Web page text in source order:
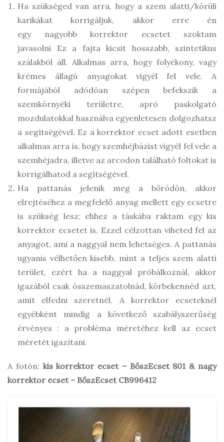
Ha szükséged van arra, hogy a szem alatti/körüli
karikákat korrigáljuk, akkor erre én
egy nagyobb korrektor ecsetet szoktam
javasolni Ez a fajta kicsit hosszabb, szintetikus
szálakból áll. Alkalmas arra, hogy folyékony, vagy
krémes állagú anyagokat vigyél fel vele. A
formájából adódóan szépen befekszik a
szemkörnyéki területre, apró paskolgató
mozdulatokkal használva egyenletesen dolgozhatsz
a segítségével. Ez a korrektor ecset adott esetben
alkalmas arra is, hogy szemhéjbázist vigyél fel vele a
szemhéjadra, illetve az arcodon található foltokat is
korrigálhatod a segítségével.
Ha pattanás jelenik meg a bőrödön, akkor
elrejtéséhez a megfelelő anyag mellett egy ecsetre
is szükség lesz: ehhez a táskába raktam egy kis
korrektor ecsetet is. Ezzel célzottan viheted fel az
anyagot, ami a naggyal nem lehetséges. A pattanás
ugyanis vélhetően kisebb, mint a teljes szem alatti
terület, ezért ha a naggyal próbálkoznál, akkor
igazából csak összemaszatolnád, körbekennéd azt,
amit elfedni szeretnél. A korrektor ecseteknél
egyébként mindig a következő szabályszerűség
érvényes : a probléma méretéhez kell az ecset
méretét igazítani.
A fotón: kis korrektor ecset – BőszEcset 801 & nagy
korrektor ecset – BőszEcset CB996412